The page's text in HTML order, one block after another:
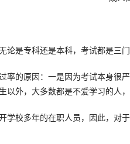
是专科还是本科，考试都是三
的原因：一是因为考试本身很
以外，大多数都是不爱学习的人
校多年的在职人员，因此，对